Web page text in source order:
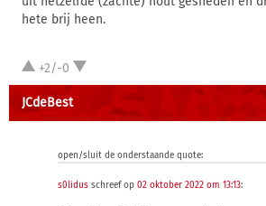
hete brij heen.
+2/-0
JCdeBest
open/sluit de onderstaande quote:
s0lidus schreef op 02 oktober 2022 om 13:13: